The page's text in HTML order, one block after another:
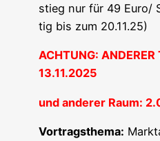
stieg nur für 49 Euro/
tig bis zum 20.11.25)
ACHTUNG:
13.11.2025
und ande­rer Raum:
Vor­trags­the­ma: